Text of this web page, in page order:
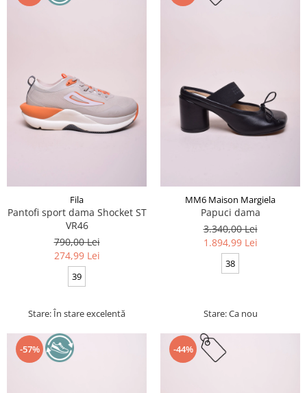
Fila
Pantofi sport dama Shocket ST
VR46
790,00 Lei
274,99 Lei
39
Stare: În stare excelentă
MM6 Maison Margiela
Papuci dama
3.340,00 Lei
1.894,99 Lei
38
Stare: Ca nou
-57% -44%